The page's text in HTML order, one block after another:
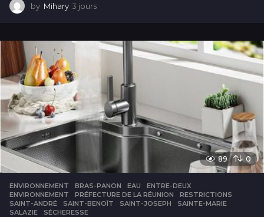
by Mihary 3 jours
u
r
89 0
ENVIRONNEMENT BRAS-PANON ,EAU ,ENTRE-DEUX
ENVIRONNEMENT
,PRÉFECTURE DE LA RÉUNION ,RESTRICTIONS
SAINT-ANDRÉ
,SAINT-BENOÎT ,SAINT-JOSEPH ,SAINTE-MARIE
SALAZIE
,SÉCHERESSE